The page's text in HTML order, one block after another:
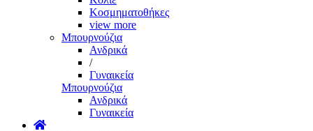
Κοσμηματοθήκες
view more
Μπουρνούζια
Ανδρικά
/
Γυναικεία
Μπουρνούζια
Ανδρικά
Γυναικεία